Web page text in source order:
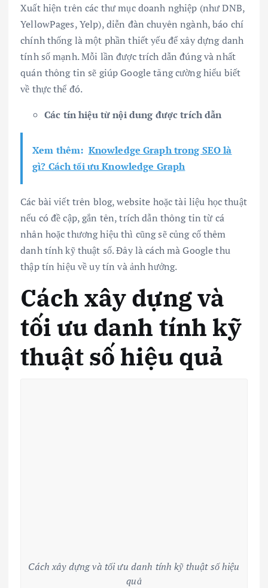
Xuất hiện trên các thư mục doanh nghiệp (như DNB,
YellowPages, Yelp), diễn đàn chuyên ngành, báo chí
chính thống là một phần thiết yếu để xây dựng danh
tính số mạnh. Mỗi lần được trích dẫn đúng và nhất
quán thông tin sẽ giúp Google tăng cường hiểu biết
về thực thể đó.
Các tín hiệu từ nội dung được trích dẫn
Xem thêm: Knowledge Graph trong SEO là
gì? Cách tối ưu Knowledge Graph
Các bài viết trên blog, website hoặc tài liệu học thuật
nếu có đề cập, gắn tên, trích dẫn thông tin từ cá
nhân hoặc thương hiệu thì cũng sẽ củng cố thêm
danh tính kỹ thuật số. Đây là cách mà Google thu
thập tín hiệu về uy tín và ảnh hưởng.
Cách xây dựng và
tối ưu danh tính kỹ
thuật số hiệu quả
Cách xây dựng và tối ưu danh tính kỹ thuật số hiệu
quả